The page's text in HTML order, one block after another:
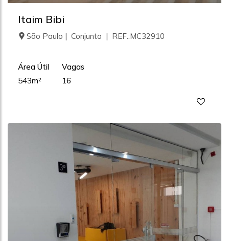
Itaim Bibi
São Paulo | Conjunto | REF.:MC32910
Área Útil
543m²
Vagas
16